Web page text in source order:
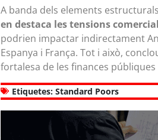
A banda dels elements
en destaca les tensions
podrien impactar indirectament
Espanya i França. Tot i això,
fortalesa de les finances
Etiquetes: Standard Poors